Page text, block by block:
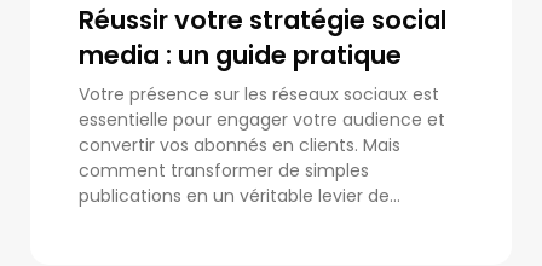
Réussir votre stratégie social
media : un guide pratique
Votre présence sur les réseaux sociaux est
essentielle pour engager votre audience et
convertir vos abonnés en clients. Mais
comment transformer de simples
publications en un véritable levier de...